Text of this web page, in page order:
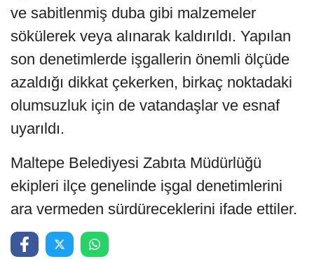
ve sabitlenmiş duba gibi malzemeler
sökülerek veya alınarak kaldırıldı. Yapılan
son denetimlerde işgallerin önemli ölçüde
azaldığı dikkat çekerken, birkaç noktadaki
olumsuzluk için de vatandaşlar ve esnaf
uyarıldı.
Maltepe Belediyesi Zabıta Müdürlüğü
ekipleri ilçe genelinde işgal denetimlerini
ara vermeden sürdüreceklerini ifade ettiler.